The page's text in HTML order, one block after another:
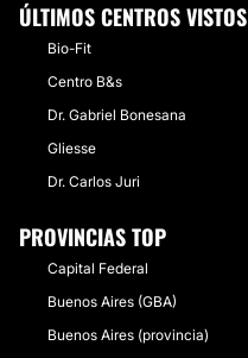
ÚLTIMOS CENTROS VISTOS
Bio-Fit
Centro B&s
Dr. Gabriel Bonesana
Gliesse
Dr. Carlos Juri
PROVINCIAS TOP
Capital Federal
Buenos Aires (GBA)
Buenos Aires (provincia)